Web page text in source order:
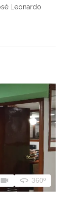
Leonardo
videocam 360 360º